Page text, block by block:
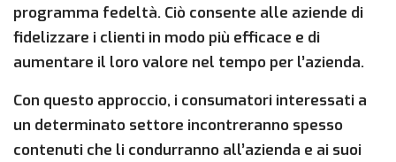
programma fedeltà. Ciò consente alle aziende di
fidelizzare i clienti in modo più efficace e di
aumentare il loro valore nel tempo per l’azienda.
Con questo approccio, i consumatori interessati a
un determinato settore incontreranno spesso
contenuti che li condurranno all’azienda e ai suoi